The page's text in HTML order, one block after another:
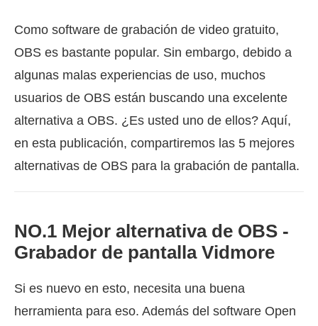
Como software de grabación de video gratuito,
OBS es bastante popular. Sin embargo, debido a
algunas malas experiencias de uso, muchos
usuarios de OBS están buscando una excelente
alternativa a OBS. ¿Es usted uno de ellos? Aquí,
en esta publicación, compartiremos las 5 mejores
alternativas de OBS para la grabación de pantalla.
NO.1 Mejor alternativa de OBS -
Grabador de pantalla Vidmore
Si es nuevo en esto, necesita una buena
herramienta para eso. Además del software Open